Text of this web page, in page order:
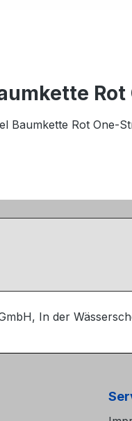
Rot
Baumkette Rot One-
In der